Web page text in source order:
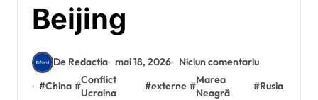
Beijing
De Redactia mai 18, 2026
Niciun comentariu
#China #
Conflict
Ucraina
#externe #
Marea
Neagră
#Rusia